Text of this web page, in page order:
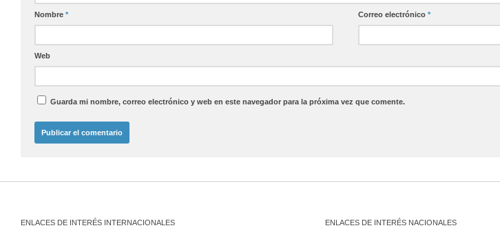
Nombre * Correo electrónico*
Web
Guarda mi nombre, correo electrónico y web en este navegador para la próxima vez que comente.
ENLACES DE INTERÉS INTERNACIONALES ENLACES DE INTERÉS NACIONALES